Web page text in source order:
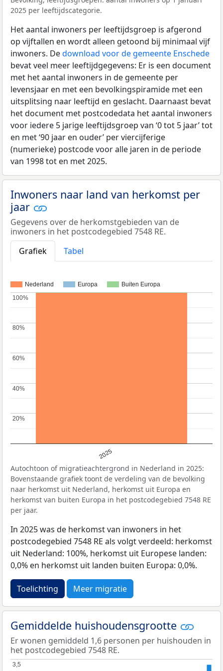
2025 per leeftijdscategorie.
Het aantal inwoners per leeftijdsgroep is afgerond
op vijftallen en wordt alleen getoond bij minimaal vijf
inwoners. Dedownload voor de gemeente Enschede
bevat veel meer leeftijdgegevens: Er is een document
met het aantal inwoners in de gemeente per
levensjaar en met een bevolkingspiramide met een
uitsplitsing naar leeftijd en geslacht. Daarnaast bevat
het document met postcodedata het aantal inwoners
voor iedere 5 jarige leeftijdsgroep van ‘0 tot 5 jaar’ tot
en met ‘90 jaar en ouder’ per viercijferige
(numerieke) postcode voor alle jaren in de periode
van 1998 tot en met 2025.
Inwoners naar land van herkomst per
jaar
Gegevens over de herkomstgebieden van de
inwoners in het postcodegebied 7548 RE.
Grafiek
Tabel
Nederland Europa Buiten Europa
2025
20%
20%
40%
40%
60%
60%
80%
80%
100%
100%
Autochtoon of migratieachtergrond in Nederland in 2025:
Bovenstaande grafiek toont de verdeling van de bevolking
naar herkomst uit Nederland, herkomst uit Europa en
herkomst van buiten Europa in het postcodegebied 7548 RE
per jaar.
In 2025 was de herkomst van inwoners in het
postcodegebied 7548 RE als volgt verdeeld: herkomst
uit Nederland: 100%, herkomst uit Europese landen:
0,0% en herkomst uit landen buiten Europa: 0,0%.
Toelichting Meer migratie
Gemiddelde huishoudensgrootte
Er wonen gemiddeld 1,6 personen per huishouden in
het postcodegebied 7548 RE.
3,5
3,5